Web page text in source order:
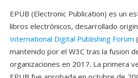
EPUB (Electronic Publication) es un
libros electrónicos, desarrollado
International Digital Publishing Forum
mantenido por el W3C tras la fusion
organizaciones en 2017. La primera